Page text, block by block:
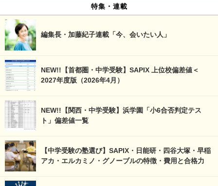
特集・連載
編集長・加藤紀子連載「今、会いたい人」
NEW!!【首都圏・中学受験】SAPIX 上位校偏差値＜
2027年度版（2026年4月）
NEW!!【関西・中学受験】浜学園「小6合否判定テス
ト」偏差値一覧
【中学受験の塾選び】SAPIX・日能研・四谷大塚・早稲
アカ・エルカミノ・グノーブルの特徴・費用と合格力